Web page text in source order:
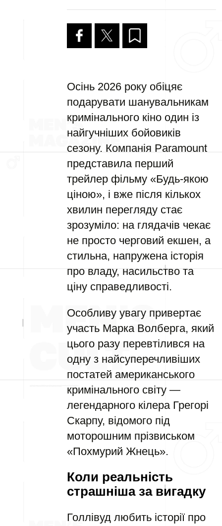
Осінь 2026 року обіцяє
подарувати шанувальникам
кримінального кіно один із
найгучніших бойовиків
сезону. Компанія Paramount
представила перший
трейлер фільму «Будь-якою
ціною», і вже після кількох
хвилин перегляду стає
зрозуміло: на глядачів чекає
не просто черговий екшен, а
стильна, напружена історія
про владу, насильство та
ціну справедливості.
Особливу увагу привертає
участь Марка Волберга, який
цього разу перевтілився на
одну з найсуперечливіших
постатей американського
кримінального світу —
легендарного кілера Грегорі
Скарпу, відомого під
моторошним прізвиськом
«Похмурий Жнець».
Коли реальність
страшніша за вигадку
Голлівуд любить історії про